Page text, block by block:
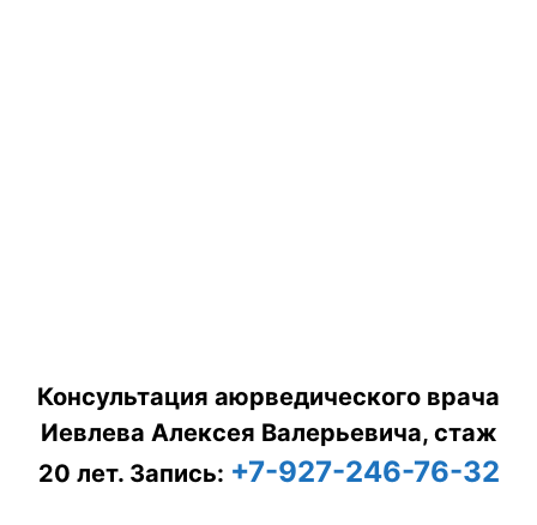
Консультация аюрведического врача
Иевлева Алексея Валерьевича, стаж
20 лет. Запись: +7-927-246-76-32